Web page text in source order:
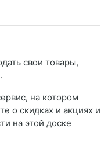
свои товары,
на котором
о скидках и акциях и
на этой доске